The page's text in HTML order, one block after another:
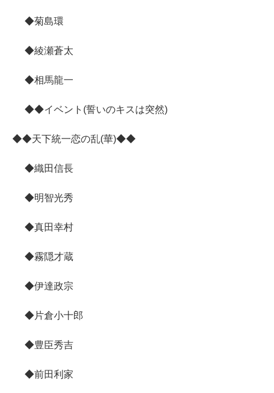
◆菊島環
◆綾瀬蒼太
◆相馬龍一
◆◆イベント(誓いのキスは突然)
◆◆天下統一恋の乱(華)◆◆
◆織田信長
◆明智光秀
◆真田幸村
◆霧隠才蔵
◆伊達政宗
◆片倉小十郎
◆豊臣秀吉
◆前田利家